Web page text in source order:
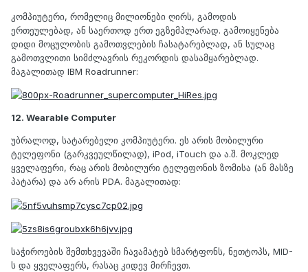
კომპიუტერი, რომელიც მილიონები ღირს, გამოდის
ერთეულებად, ან საერთოდ ერთ ეგზემპლარად. გამოიყენება
დიდი მოცულობის გამოთვლების ჩასატარებლად, ან სულაც
გამოთვლითი სიმძლავრის რეკორდის დასამყარებლად.
მაგალითად IBM Roadrunner:
12. Wearable Computer
უბრალოდ, სატარებელი კომპიუტერი. ეს არის მობილური
ტელეფონი (გარკვეულწილად), iPod, iTouch და ა.შ. მოკლედ
ყველაფერი, რაც არის მობილური ტელეფონის ზომისა (ან მასზე
პატარა) და არ არის PDA. მაგალითად:
საჭიროების შემთხვევაში ჩავამატებ სმარტფონს, ნეთტოპს, MID-
ს და ყველაფერს, რასაც კიდევ მირჩევთ.